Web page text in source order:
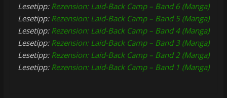
Lesetipp: Rezension: Laid-Back Camp – Band 6 (Manga)
Lesetipp: Rezension: Laid-Back Camp – Band 5 (Manga)
Lesetipp: Rezension: Laid-Back Camp – Band 4 (Manga)
Lesetipp: Rezension: Laid-Back Camp – Band 3 (Manga)
Lesetipp: Rezension: Laid-Back Camp – Band 2 (Manga)
Lesetipp: Rezension: Laid-Back Camp – Band 1 (Manga)